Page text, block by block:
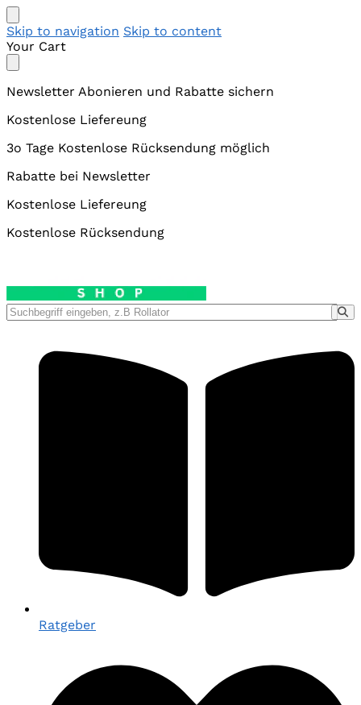
Skip to navigation Skip to content
Your Cart
Newsletter Abonieren und Rabatte sichern
Kostenlose Liefereung
3o Tage Kostenlose Rücksendung möglich
Rabatte bei Newsletter
Kostenlose Liefereung
Kostenlose Rücksendung
Ratgeber